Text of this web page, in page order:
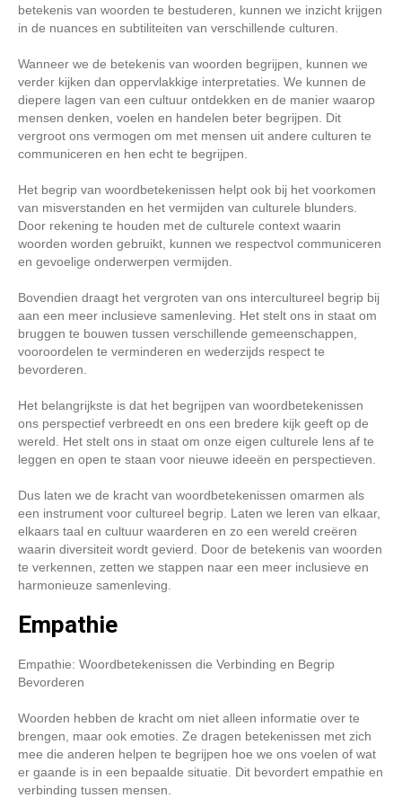
betekenis van woorden te bestuderen, kunnen we inzicht krijgen
in de nuances en subtiliteiten van verschillende culturen.
Wanneer we de betekenis van woorden begrijpen, kunnen we
verder kijken dan oppervlakkige interpretaties. We kunnen de
diepere lagen van een cultuur ontdekken en de manier waarop
mensen denken, voelen en handelen beter begrijpen. Dit
vergroot ons vermogen om met mensen uit andere culturen te
communiceren en hen echt te begrijpen.
Het begrip van woordbetekenissen helpt ook bij het voorkomen
van misverstanden en het vermijden van culturele blunders.
Door rekening te houden met de culturele context waarin
woorden worden gebruikt, kunnen we respectvol communiceren
en gevoelige onderwerpen vermijden.
Bovendien draagt het vergroten van ons intercultureel begrip bij
aan een meer inclusieve samenleving. Het stelt ons in staat om
bruggen te bouwen tussen verschillende gemeenschappen,
vooroordelen te verminderen en wederzijds respect te
bevorderen.
Het belangrijkste is dat het begrijpen van woordbetekenissen
ons perspectief verbreedt en ons een bredere kijk geeft op de
wereld. Het stelt ons in staat om onze eigen culturele lens af te
leggen en open te staan voor nieuwe ideeën en perspectieven.
Dus laten we de kracht van woordbetekenissen omarmen als
een instrument voor cultureel begrip. Laten we leren van elkaar,
elkaars taal en cultuur waarderen en zo een wereld creëren
waarin diversiteit wordt gevierd. Door de betekenis van woorden
te verkennen, zetten we stappen naar een meer inclusieve en
harmonieuze samenleving.
Empathie
Empathie: Woordbetekenissen die Verbinding en Begrip
Bevorderen
Woorden hebben de kracht om niet alleen informatie over te
brengen, maar ook emoties. Ze dragen betekenissen met zich
mee die anderen helpen te begrijpen hoe we ons voelen of wat
er gaande is in een bepaalde situatie. Dit bevordert empathie en
verbinding tussen mensen.